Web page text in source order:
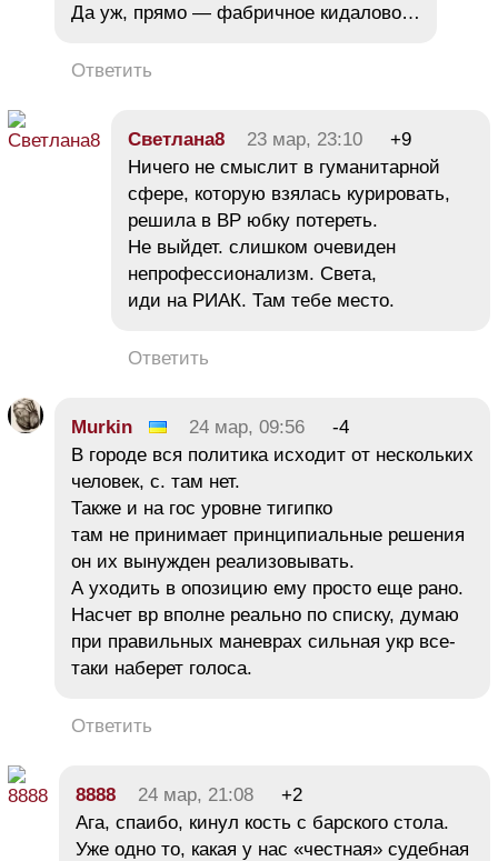
Да уж, прямо — фабричное кидалово…
Ответить
Светлана8 23 мар, 23:10
+9
Ничего не смыслит в гуманитарной
сфере, которую взялась курировать,
решила в ВР юбку потереть.
Не выйдет. слишком очевиден
непрофессионализм. Света,
иди на РИАК. Там тебе место.
Ответить
Murkin 24 мар, 09:56
-4
В городе вся политика исходит от нескольких
человек, с. там нет.
Также и на гос уровне тигипко
там не принимает принципиальные решения
он их вынужден реализовывать.
А уходить в опозицию ему просто еще рано.
Насчет вр вполне реально по списку, думаю
при правильных маневрах сильная укр все-
таки наберет голоса.
Ответить
8888 24 мар, 21:08
+2
Ага, спаибо, кинул кость с барского стола.
Уже одно то, какая у нас «честная» судебная